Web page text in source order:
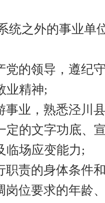
统之外的事业单
党的领导，遵纪
业精神;
事业，熟悉泾川
定的文字功底、
临场应变能力;
职责的身体条件
岗位要求的年龄